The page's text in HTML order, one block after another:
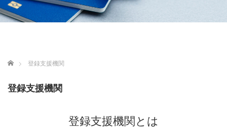
ホーム 登録支援機関
登録支援機関
登録支援機関とは